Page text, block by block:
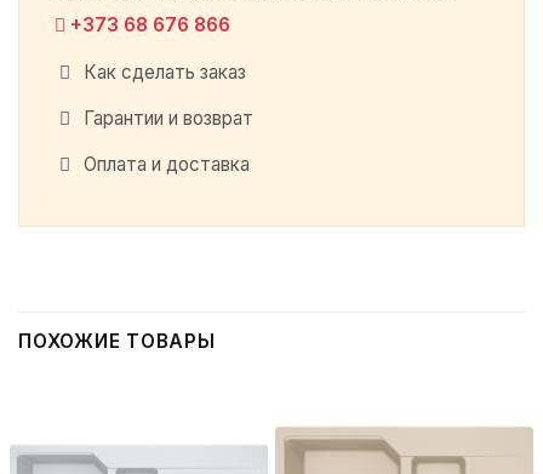
+373 68 676 866
Как сделать заказ
Гарантии и возврат
Оплата и доставка
ПОХОЖИЕ ТОВАРЫ